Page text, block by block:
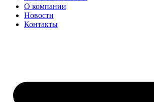
О компании
Новости
Контакты